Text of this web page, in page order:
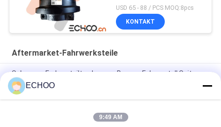
Pavare Vogele
USD 65 - 88 / PCS MOQ:8pcs
KONTAKT
Aftermarket-Fahrwerksteile
Schwarze Farbzerteilt schweres Bagger-Fahrgestell Spitzen-
Rollen KOMATSU PC300
UX031H0E-zerteilt Minibagger-Fahrgestell/Schwarz-Bagger-
ECHOO
9:49 AM